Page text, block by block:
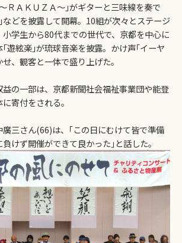
ＲＡＫＵＺＡ～｣がギターと三味線を奏で
などを披露して開幕。10組が次々とステージ
学生から80代までの世代で、京都を中心に
遊絃楽｣が琉球音楽を披露。かけ声｢イーヤ
、観客と一体で盛り上げた。
の一部は、京都新聞社会福祉事業団や能登
寄付をされる。
三さん(66)は、｢この日にむけて皆で準備
けず開催ができて良かった｣と話した。